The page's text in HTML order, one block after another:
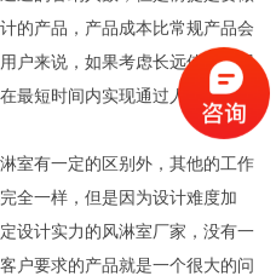
的产品，产品成本比常规产品会
户来说，如果考虑长远使用，现
最短时间内实现通过人数的情况
室有一定的区别外，其他的工作
全一样，但是因为设计难度加
设计实力的风淋室厂家，没有一
户要求的产品就是一个很大的问